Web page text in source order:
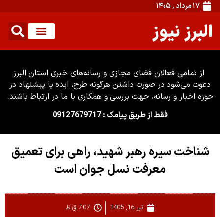
۱۷ مرداد , ۱۴۰۵
البرز نیوز
از تمامی فعالان فضای مجازی و رسانه‌های خبری استان البرز
دعوت می‌شود در صورت داشتن هرگونه طرح، ایده یا پیشنهاد در
حوزه اخبار و رسانه، جهت بررسی و همکاری با ما در ارتباط باشند.
فقط از طریق پیامک : 09127679717
شناخت سیره رهبر شهید، راهی برای تعمیق
معرفت نسل جوان است
تیر 16, 1405 7:07 ق.ظ